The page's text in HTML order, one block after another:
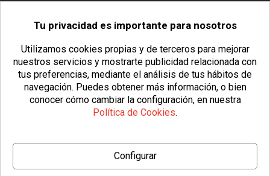
info@usopack.com
© Copyright 2026 Usopack® | Aviso Legal
| Política de Cookies| Configurar Cookies |
Tu privacidad es importante para nosotros
Utilizamos cookies propias y de terceros para mejorar
nuestros servicios y mostrarte publicidad relacionada con
tus preferencias, mediante el análisis de tus hábitos de
navegación. Puedes obtener más información, o bien
conocer cómo cambiar la configuración, en nuestra
Política de Cookies.
Configurar